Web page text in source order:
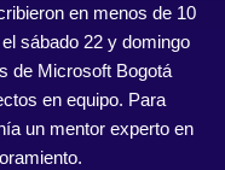
en menos de 10
sábado 22 y domingo
de Microsoft Bogotá
en equipo. Para
un mentor experto en